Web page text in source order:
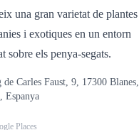
una gran varietat de plantes
i exotiques en un entorn
sobre els penya-segats.
de Carles Faust, 9, 17300 Blanes,
Espanya
Places